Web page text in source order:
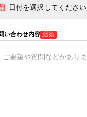
日付を選択してください
い合わせ内容 必須